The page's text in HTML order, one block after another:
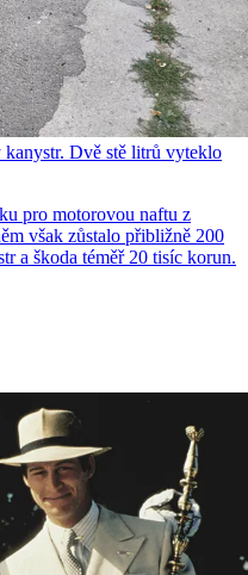
kanystr. Dvě stě litrů vyteklo
pro motorovou naftu z
však zůstalo přibližně 200
a škoda téměř 20 tisíc korun.